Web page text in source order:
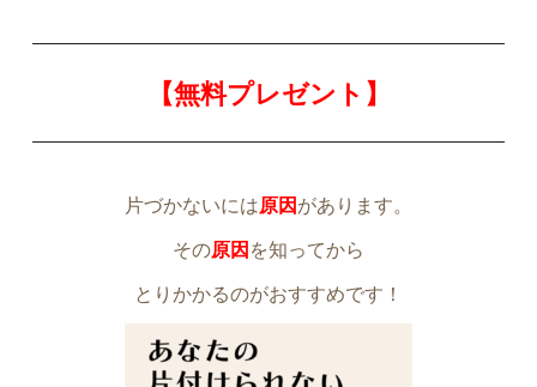
【無料プレゼント】
片づかないには原因 があります。
その原因 を知ってから
とりかかるのがおすすめです！